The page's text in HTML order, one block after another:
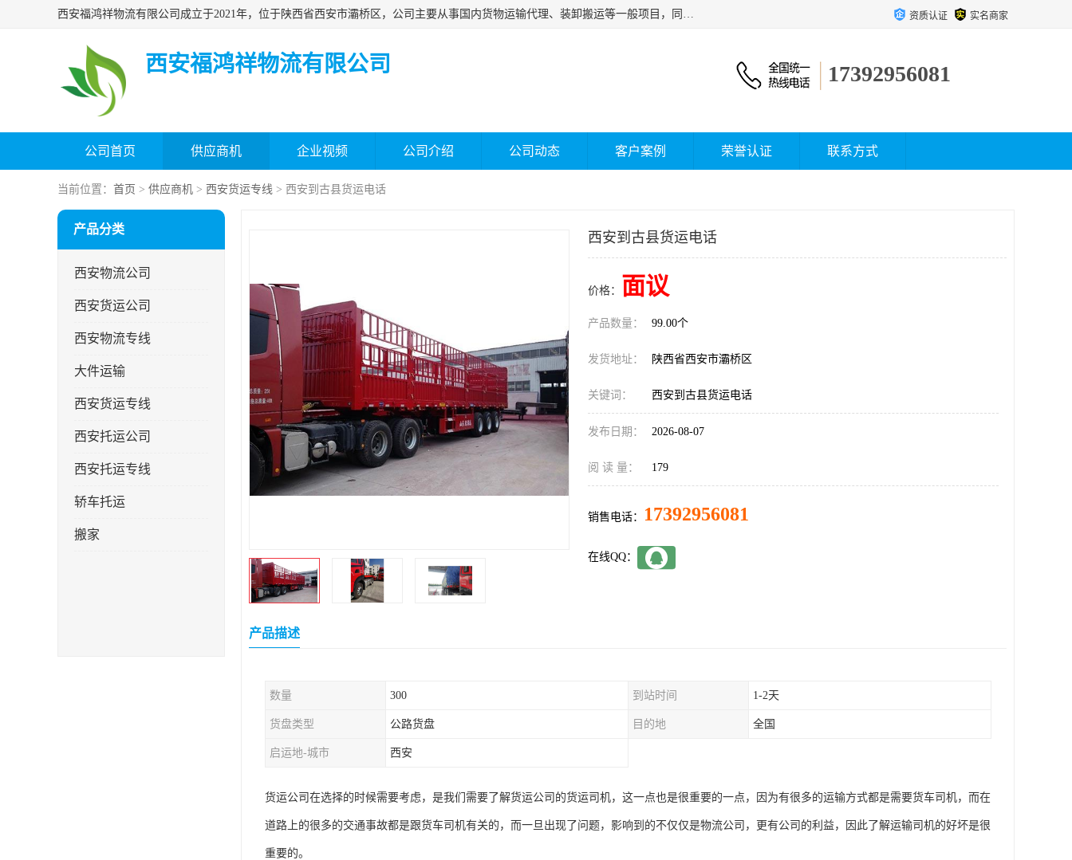
西安福鸿祥物流有限公司成立于2021年，位于陕西省西安市灞桥区，公司主要从事国内货物运输代理、装卸搬运等一般项目，同时具备道路货物运输（不含危险货物）的许可资质。凭借专业的物流服务和*的运输能力，公司致力于为客户提供安全、可靠的物流解决方案，满足多样化的运输需求，助力企业*运营。 资质认证 实名商家
西安福鸿祥物流有限公司 17392956081
公司首页 供应商机 企业视频 公司介绍 公司动态 客户案例 荣誉认证 联系方式
当前位置： 首页 > 供应商机 > 西安货运专线 > 西安到古县货运电话
产品分类
西安物流公司
西安货运公司
西安物流专线
大件运输
西安货运专线
西安托运公司
西安托运专线
轿车托运
搬家
西安到古县货运电话
价格： 面议
产品数量： 99.00个
发货地址： 陕西省西安市灞桥区
关键词： 西安到古县货运电话
发布日期： 2026-08-07
阅 读 量： 179
销售电话： 17392956081
在线QQ：
产品描述
数量 300 到站时间 1-2天
货盘类型 公路货盘 目的地 全国
启运地-城市 西安
货运公司在选择的时候需要考虑，是我们需要了解货运公司的货运司机，这一点也是很重要的一点，因为有很多的运输方式都是需要货车司机，而在
道路上的很多的交通事故都是跟货车司机有关的，而一旦出现了问题，影响到的不仅仅是物流公司，更有公司的利益，因此了解运输司机的好坏是很
重要的。